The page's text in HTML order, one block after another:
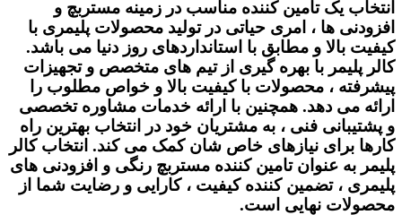
انتخاب یک تامین کننده مناسب در زمینه مستربچ و
افزودنی ها ، امری حیاتی در تولید محصولات پلیمری با
کیفیت بالا و مطابق با استانداردهای روز دنیا می باشد.
کالر پلیمر با بهره گیری از تیم های متخصص و تجهیزات
پیشرفته ، محصولات با کیفیت بالا و خواص مطلوب را
ارائه می دهد. همچنین با ارائه خدمات مشاوره تخصصی
و پشتیبانی فنی ، به مشتریان خود در انتخاب بهترین راه
کارها برای نیازهای خاص شان کمک می کند. انتخاب کالر
پلیمر به عنوان تامین کننده مستربچ رنگی و افزودنی های
پلیمری ، تضمین کننده کیفیت ، کارایی و رضایت شما از
محصولات نهایی است.